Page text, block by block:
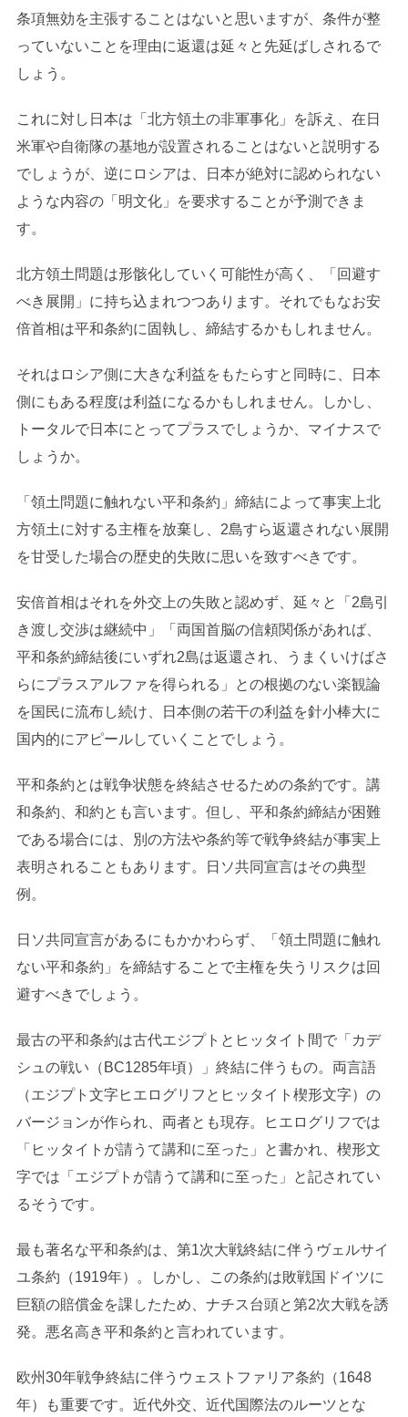
条項無効を主張することはないと思いますが、条件が整
っていないことを理由に返還は延々と先延ばしされるで
しょう。
これに対し日本は「北方領土の非軍事化」を訴え、在日
米軍や自衛隊の基地が設置されることはないと説明する
でしょうが、逆にロシアは、日本が絶対に認められない
ような内容の「明文化」を要求することが予測できま
す。
北方領土問題は形骸化していく可能性が高く、「回避す
べき展開」に持ち込まれつつあります。それでもなお安
倍首相は平和条約に固執し、締結するかもしれません。
それはロシア側に大きな利益をもたらすと同時に、日本
側にもある程度は利益になるかもしれません。しかし、
トータルで日本にとってプラスでしょうか、マイナスで
しょうか。
「領土問題に触れない平和条約」締結によって事実上北
方領土に対する主権を放棄し、2島すら返還されない展開
を甘受した場合の歴史的失敗に思いを致すべきです。
安倍首相はそれを外交上の失敗と認めず、延々と「2島引
き渡し交渉は継続中」「両国首脳の信頼関係があれば、
平和条約締結後にいずれ2島は返還され、うまくいけばさ
らにプラスアルファを得られる」との根拠のない楽観論
を国民に流布し続け、日本側の若干の利益を針小棒大に
国内的にアピールしていくことでしょう。
平和条約とは戦争状態を終結させるための条約です。講
和条約、和約とも言います。但し、平和条約締結が困難
である場合には、別の方法や条約等で戦争終結が事実上
表明されることもあります。日ソ共同宣言はその典型
例。
日ソ共同宣言があるにもかかわらず、「領土問題に触れ
ない平和条約」を締結することで主権を失うリスクは回
避すべきでしょう。
最古の平和条約は古代エジプトとヒッタイト間で「カデ
シュの戦い（BC1285年頃）」終結に伴うもの。両言語
（エジプト文字ヒエログリフとヒッタイト楔形文字）の
バージョンが作られ、両者とも現存。ヒエログリフでは
「ヒッタイトが請うて講和に至った」と書かれ、楔形文
字では「エジプトが請うて講和に至った」と記されてい
るそうです。
最も著名な平和条約は、第1次大戦終結に伴うヴェルサイ
ユ条約（1919年）。しかし、この条約は敗戦国ドイツに
巨額の賠償金を課したため、ナチス台頭と第2次大戦を誘
発。悪名高き平和条約と言われています。
欧州30年戦争終結に伴うウェストファリア条約（1648
年）も重要です。近代外交、近代国際法のルーツとな